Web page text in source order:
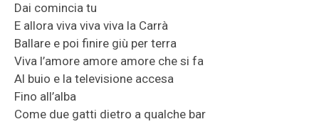
Dai comincia tu
E allora viva viva viva la Carrà
Ballare e poi finire giù per terra
Viva l’amore amore amore che si fa
Al buio e la televisione accesa
Fino all’alba
Come due gatti dietro a qualche bar